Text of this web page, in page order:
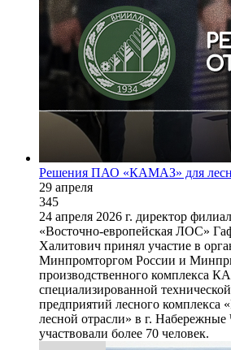
Решения ПАО «КАМАЗ» для
29 апреля
345
24 апреля 2026 г. директор
«Восточно-европейская ЛОС»
Халитович принял участие в
Минпромторгом России и
производственного комплекса
специализированной
предприятий лесного
лесной отрасли» в г.
участвовали более 70 человек.